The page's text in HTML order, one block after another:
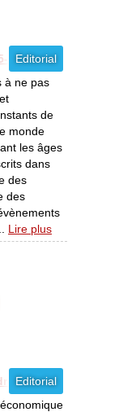
Editorial
06/2013]
à ne pas
de
monde
les âges
dans
des
des
Lire plus
Editorial
[04-05/2013]